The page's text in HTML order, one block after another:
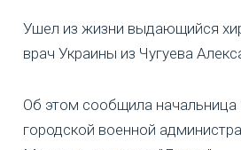
Ушел из жизни выдающийся
врач Украины из Чугуева
Об этом сообщила начальница
городской военной